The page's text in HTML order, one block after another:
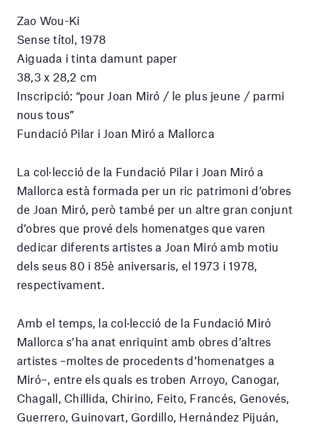
Zao Wou-Ki
Sense títol, 1978
Aiguada i tinta damunt paper
38,3 x 28,2 cm
Inscripció: “pour Joan Miró / le plus jeune / parmi
nous tous”
Fundació Pilar i Joan Miró a Mallorca
La col·lecció de la Fundació Pilar i Joan Miró a
Mallorca està formada per un ric patrimoni d’obres
de Joan Miró, però també per un altre gran conjunt
d’obres que prové dels homenatges que varen
dedicar diferents artistes a Joan Miró amb motiu
dels seus 80 i 85è aniversaris, el 1973 i 1978,
respectivament.
Amb el temps, la col·lecció de la Fundació Miró
Mallorca s’ha anat enriquint amb obres d’altres
artistes –moltes de procedents d’homenatges a
Miró–, entre els quals es troben Arroyo, Canogar,
Chagall, Chillida, Chirino, Feito, Francés, Genovés,
Guerrero, Guinovart, Gordillo, Hernández Pijuán,